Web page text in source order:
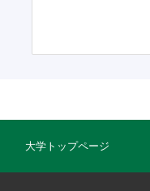
大学トップページ